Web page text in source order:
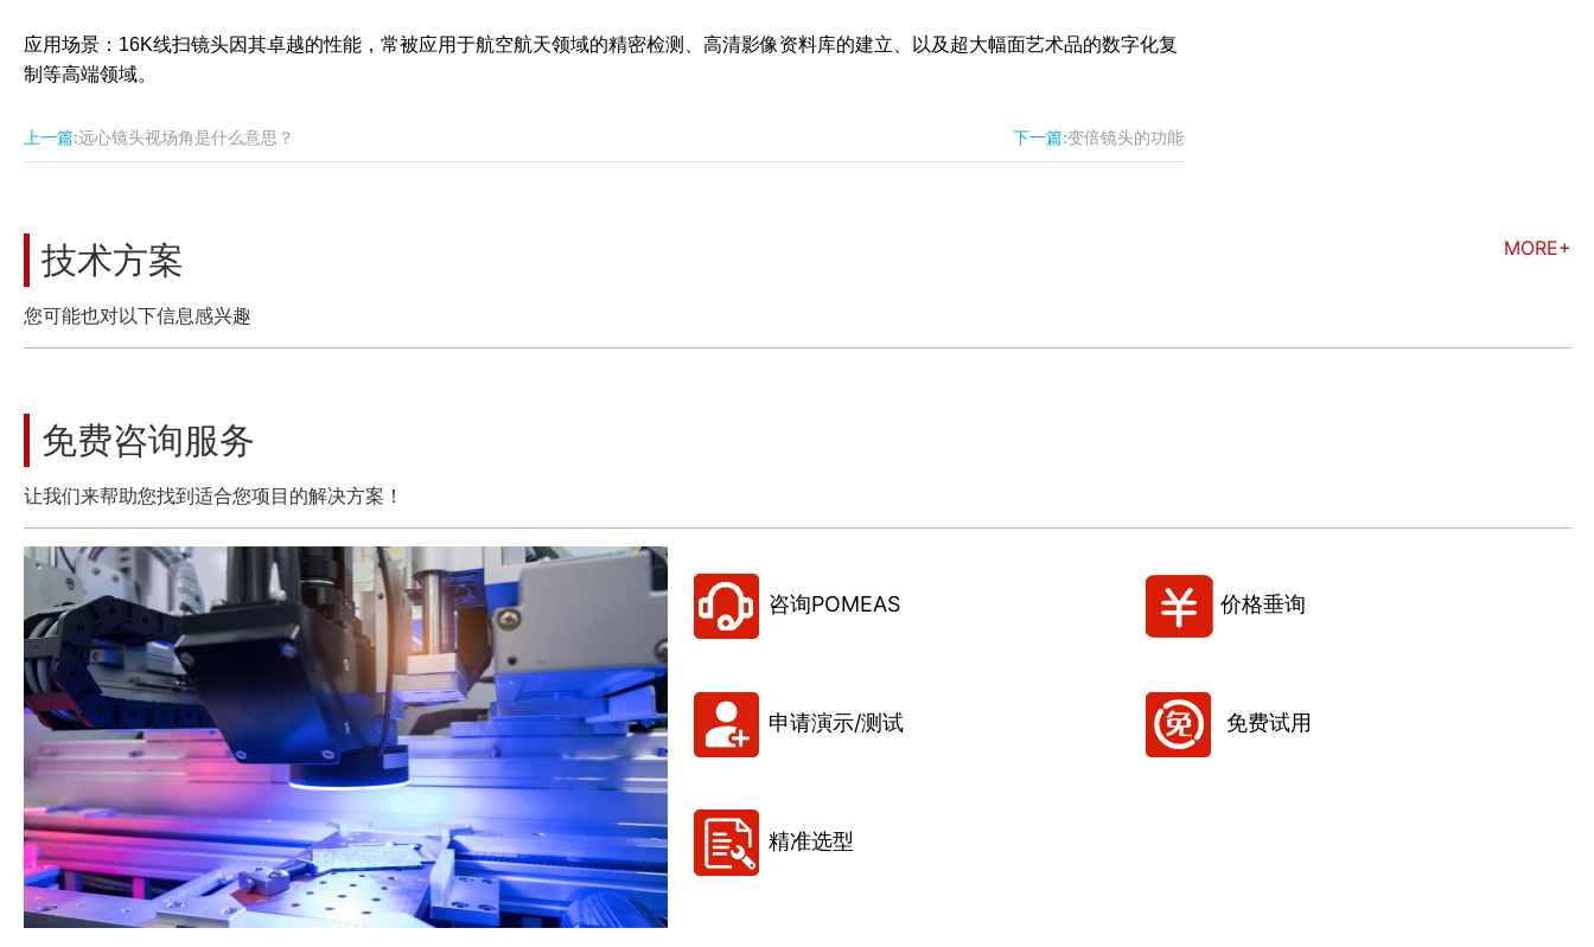
应用场景：16K线扫镜头因其卓越的性能，常被应用于航空航天领域的精密检测、高清影像资料库的建立、以及超大幅面艺术品的数字化复
制等高端领域。
上一篇:远心镜头视场角是什么意思？ 下一篇:变倍镜头的功能
技术方案 MORE+
您可能也对以下信息感兴趣
免费咨询服务
让我们来帮助您找到适合您项目的解决方案！
咨询POMEAS 价格垂询
申请演示/测试 免费试用
精准选型